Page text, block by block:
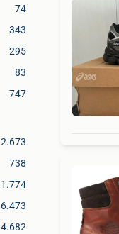
74
343
295
83
747
2.673
738
1.774
6.473
4.682